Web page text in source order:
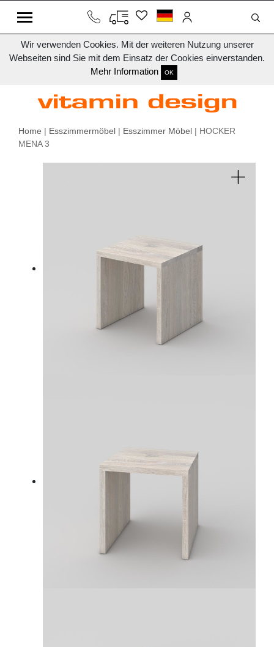
Wir verwenden Cookies. Mit der weiteren Nutzung unserer
Webseiten sind Sie mit dem Einsatz der Cookies einverstanden.
Mehr Information
OK
Home | Esszimmermöbel | Esszimmer Möbel | HOCKER
MENA 3